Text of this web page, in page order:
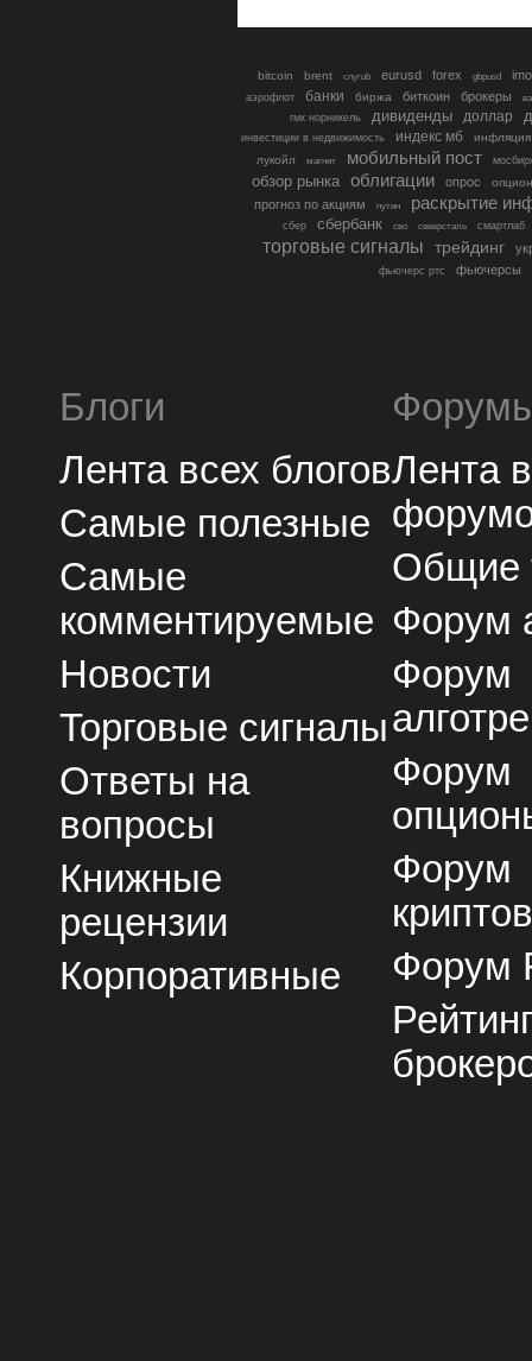
bitcoin brent cnyrub eurusd forex gbpusd
аэрофлот банки биржа биткоин брокеры
гмк норникель
дивиденды доллар
инвестиции в недвижимость индекс мб
инфляция
лукойл
магнит мобильный пост
обзор рынка облигации опрос
прогноз по акциям путин раскрытие
сбер сбербанк сво северсталь смартлаб
торговые сигналы трейдинг
фьючерс ртс фьючерсы
Блоги
Лента всех блогов
Самые полезные
Самые
комментируемые
Новости
Торговые сигналы
Ответы на
вопросы
Книжные
рецензии
Корпоративные
Лента
Общие
Форум
Форум
Форум
Форум
Форум